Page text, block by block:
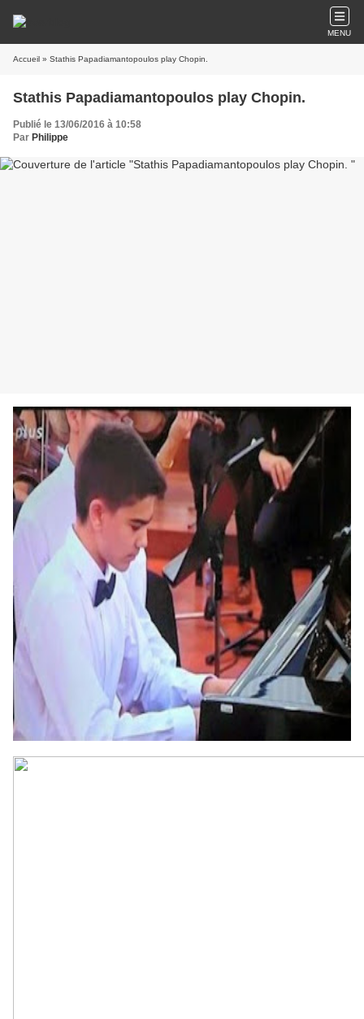
MENU
Accueil » Stathis Papadiamantopoulos play Chopin.
Stathis Papadiamantopoulos play Chopin.
Publié le 13/06/2016 à 10:58
Par Philippe